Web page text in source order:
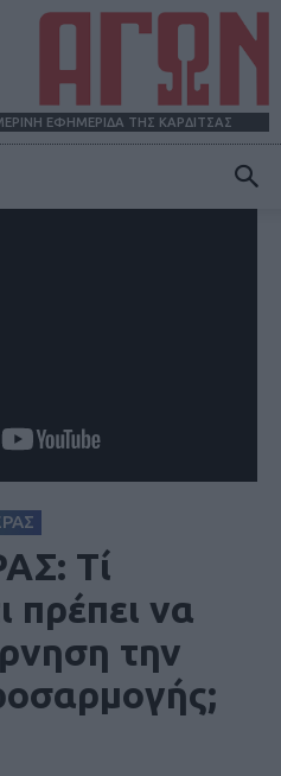
ΕΦΗΜΕΡΙΔΑ ΤΗΣ ΚΑΡΔΙΤΣΑΣ
Τί
πρέπει να
την